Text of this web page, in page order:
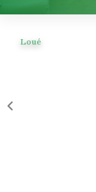
Loué